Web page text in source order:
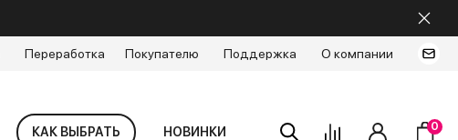
Переработка Покупателю Поддержка О компании
КАК ВЫБРАТЬ НОВИНКИ 0